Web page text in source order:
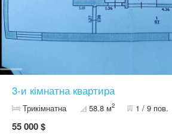
3-и кімнатна квартира
Трикімнатна 58.8 м2 1 / 9 пов.
55 000 $